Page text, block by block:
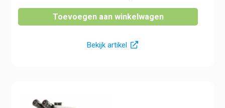
Toevoegen aan winkelwagen
Bekijk artikel